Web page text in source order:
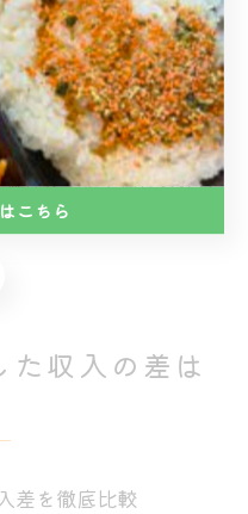
合は工賃が低くなりや
も、事業所ごとに作業
、見学や問い合わせで実
理なく長く続けられる
所での満足度につなが
収入の差は
差を徹底比較
こちら
こちら